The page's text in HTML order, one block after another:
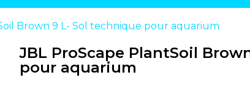
Brown 9 L- Sol technique pour aquarium
JBL ProScape PlantSoil
pour aquarium